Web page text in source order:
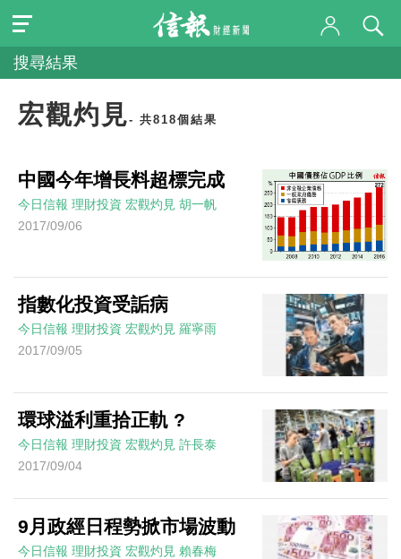
搜尋結果
宏觀灼見- 共818個結果
中國今年增長料超標完成
今日信報 理財投資 宏觀灼見 胡一帆
2017/09/06
指數化投資受詬病
今日信報 理財投資 宏觀灼見 羅寧雨
2017/09/05
環球溢利重拾正軌 ?
今日信報 理財投資 宏觀灼見 許長泰
2017/09/04
9月政經日程勢掀市場波動
今日信報 理財投資 宏觀灼見 賴春梅